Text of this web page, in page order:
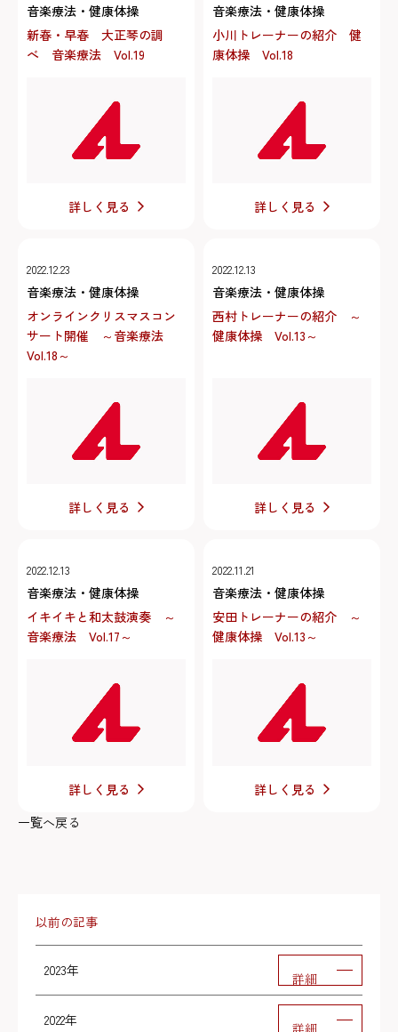
音楽療法・健康体操
新春・早春 大正琴の調
べ 音楽療法 Vol.19
詳しく見る
音楽療法・健康体操
小川トレーナーの紹介 健
康体操 Vol.18
詳しく見る
2022.12.23
音楽療法・健康体操
オンラインクリスマスコン
サート開催 ～音楽療法
Vol.18～
詳しく見る
2022.12.13
音楽療法・健康体操
西村トレーナーの紹介 ～
健康体操 Vol.13～
詳しく見る
2022.12.13
音楽療法・健康体操
イキイキと和太鼓演奏 ～
音楽療法 Vol.17～
詳しく見る
2022.11.21
音楽療法・健康体操
安田トレーナーの紹介 ～
健康体操 Vol.13～
詳しく見る
一覧へ戻る
以前の記事
2023年 詳細
2022年